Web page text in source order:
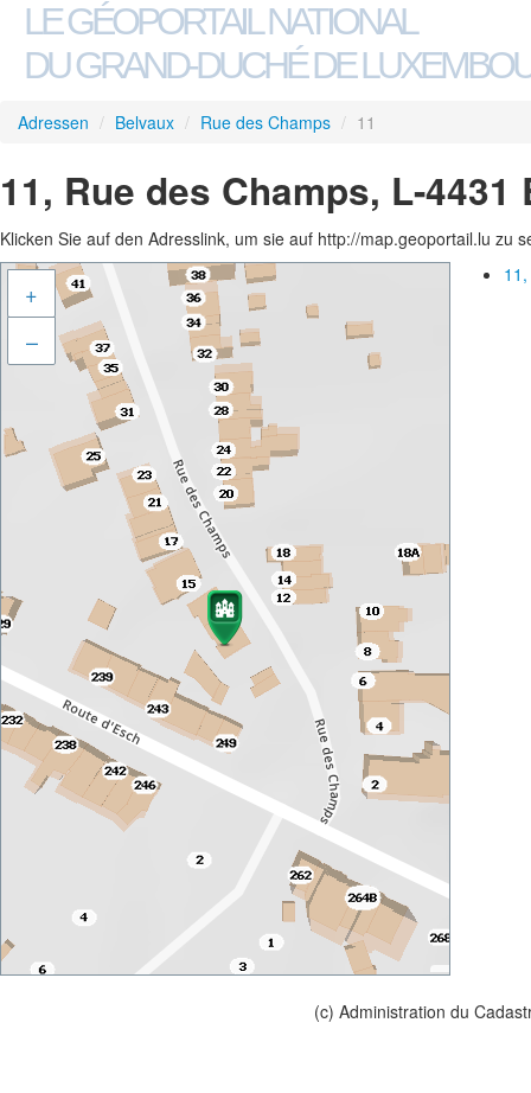
LE GÉOPORTAIL NATIONAL
DU GRAND-DUCHÉ DE
Adressen / Belvaux / Rue des Champs / 11
11, Rue des Champs, L-4431
Klicken Sie auf den Adresslink, um sie auf http://map.geoportail.lu zu
+
–
(c) Administration du